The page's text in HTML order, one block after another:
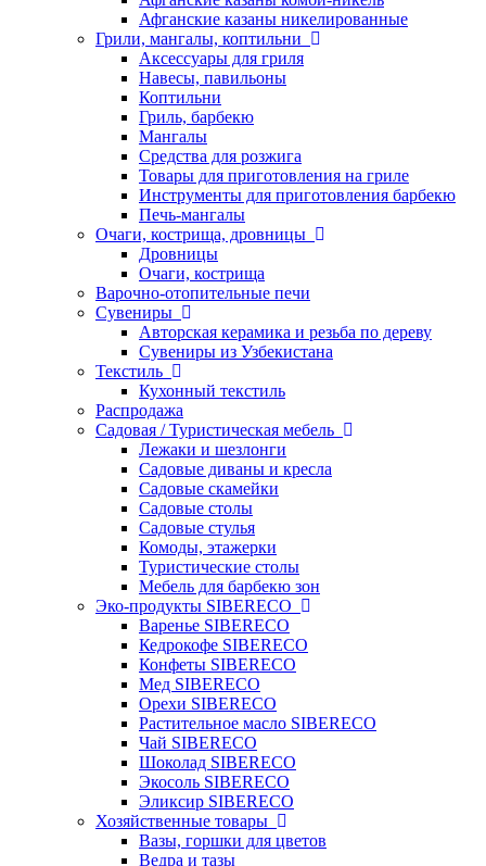
Афганские казаны никелированные
Грили, мангалы, коптильни
Аксессуары для гриля
Навесы, павильоны
Коптильни
Гриль, барбекю
Мангалы
Средства для розжига
Товары для приготовления на гриле
Инструменты для приготовления барбекю
Печь-мангалы
Очаги, кострища, дровницы
Дровницы
Очаги, кострища
Варочно-отопительные печи
Сувениры
Авторская керамика и резьба по дереву
Сувениры из Узбекистана
Текстиль
Кухонный текстиль
Распродажа
Садовая / Туристическая мебель
Лежаки и шезлонги
Садовые диваны и кресла
Садовые скамейки
Садовые столы
Садовые стулья
Комоды, этажерки
Туристические столы
Мебель для барбекю зон
Эко-продукты SIBERECO
Варенье SIBERECO
Кедрокофе SIBERECO
Конфеты SIBERECO
Мед SIBERECO
Орехи SIBERECO
Растительное масло SIBERECO
Чай SIBERECO
Шоколад SIBERECO
Экосоль SIBERECO
Эликсир SIBERECO
Хозяйственные товары
Вазы, горшки для цветов
Ведра и тазы